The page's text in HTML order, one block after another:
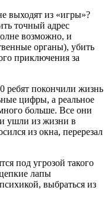
выходят из «игры»?
точный адрес
возможно, и
органы), убить
приключения за
ребят покончили жизнь
цифры, а реальное
больше. Все они
ушли из жизни в
из окна, перерезал
под угрозой такого
лапы
выбраться из